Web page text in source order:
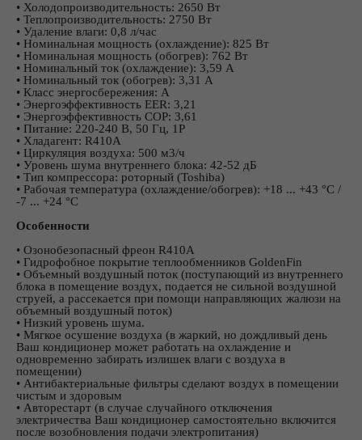
• Холодопроизводительность: 2650 Вт
• Теплопроизводительность: 2750 Вт
• Удаление влаги: 0,8 л/час
• Номинальная мощность (охлаждение): 825 Вт
• Номинальная мощность (обогрев): 762 Вт
• Номинальный ток (охлаждение): 3,59 А
• Номинальный ток (обогрев): 3,31 А
• Класс энергосбережения: А
• Энергоэффективность EER: 3,21
• Энергоэффективность COP: 3,61
• Питание: 220-240 В, 50 Гц, 1Р
• Хладагент: R410A
• Циркуляция воздуха: 500 м3/ч
• Уровень шума внутреннего блока: 42-52 дБ
• Тип компрессора: роторный (Toshiba)
• Рабочая температура (охлаждение/обогрев): +18 ... +43 °С /
-7 ... +24 °С
Особенности
• Озонобезопасный фреон R410A
• Гидрофобное покрытие теплообменников GoldenFin
• Объемный воздушный поток (поступающий из внутреннего
блока в помещение воздух, подается не сильной воздушной
струей, а рассекается при помощи направляющих жалюзи на
объемный воздушный поток)
• Низкий уровень шума.
• Мягкое осушение воздуха (в жаркий, но дождливый день
Ваш кондиционер может работать на охлаждение и
одновременно забирать излишек влаги с воздуха в
помещении)
• Антибактериальные фильтры сделают воздух в помещении
чистым и здоровым
• Авторестарт (в случае случайного отключения
электричества Ваш кондиционер самостоятельно включится
после возобновления подачи электропитания)